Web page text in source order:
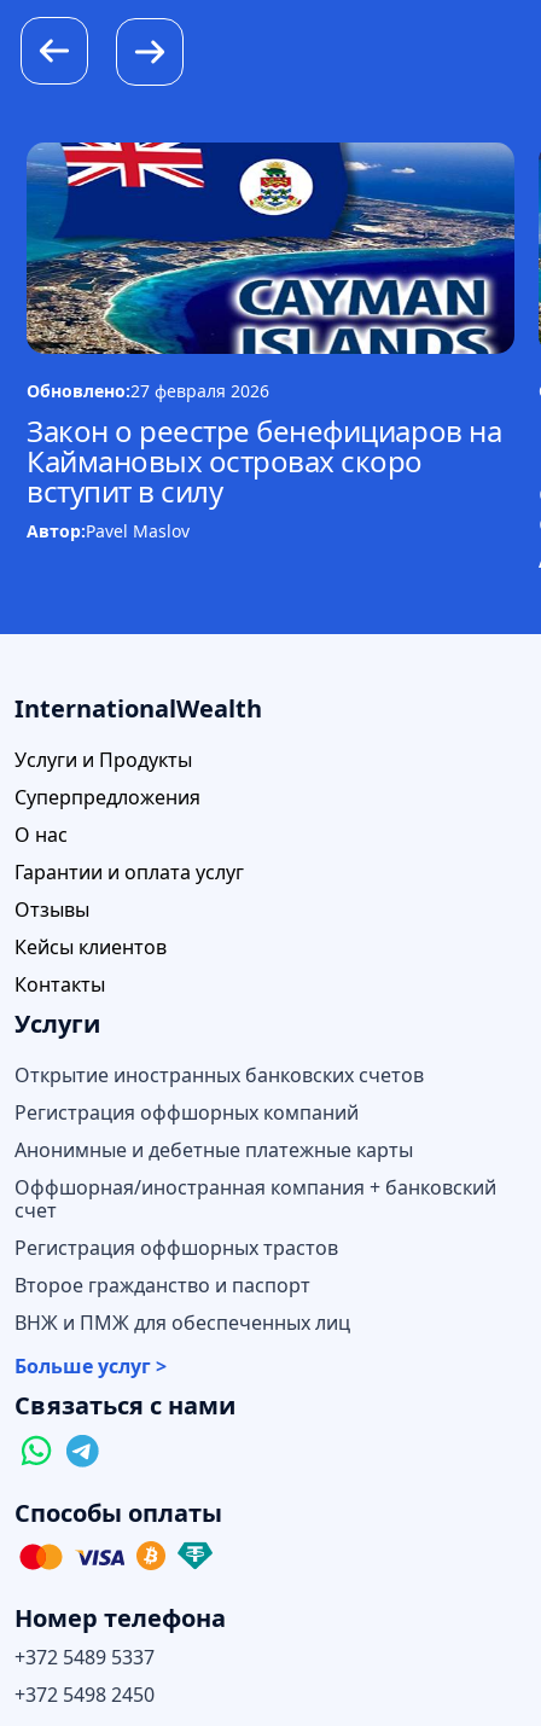
Обновлено:27 февраля 2026
Закон о реестре бенефициаров на
Каймановых островах скоро
вступит в силу
Автор:Pavel Maslov
InternationalWealth
Услуги и Продукты
Суперпредложения
О нас
Гарантии и оплата услуг
Отзывы
Кейсы клиентов
Контакты
Услуги
Открытие иностранных банковских счетов
Регистрация оффшорных компаний
Анонимные и дебетные платежные карты
Оффшорная/иностранная компания + банковский
счет
Регистрация оффшорных трастов
Второе гражданство и паспорт
ВНЖ и ПМЖ для обеспеченных лиц
Больше услуг >
Связаться с нами
Способы оплаты
Номер телефона
+372 5489 5337
+372 5498 2450